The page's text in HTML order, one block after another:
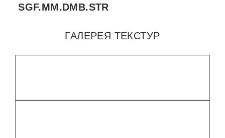
SGF.MM.DMB.STR
ГАЛЕРЕЯ ТЕКСТУР